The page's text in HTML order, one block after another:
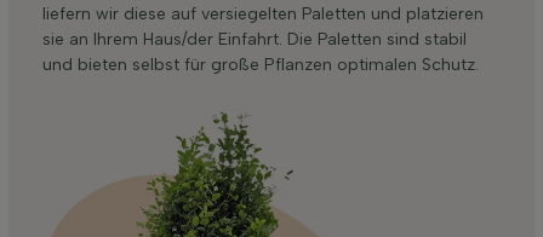
liefern wir diese auf versiegelten Paletten und platzieren
sie an Ihrem Haus/der Einfahrt. Die Paletten sind stabil
und bieten selbst für große Pflanzen optimalen Schutz.